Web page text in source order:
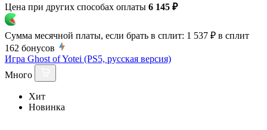
Цена при других способах оплаты 6 145 ₽
Сумма месячной платы, если брать в сплит: 1 537 ₽ в сплит
162 бонусов
Игра Ghost of Yotei (PS5, русская версия)
Много
Хит
Новинка